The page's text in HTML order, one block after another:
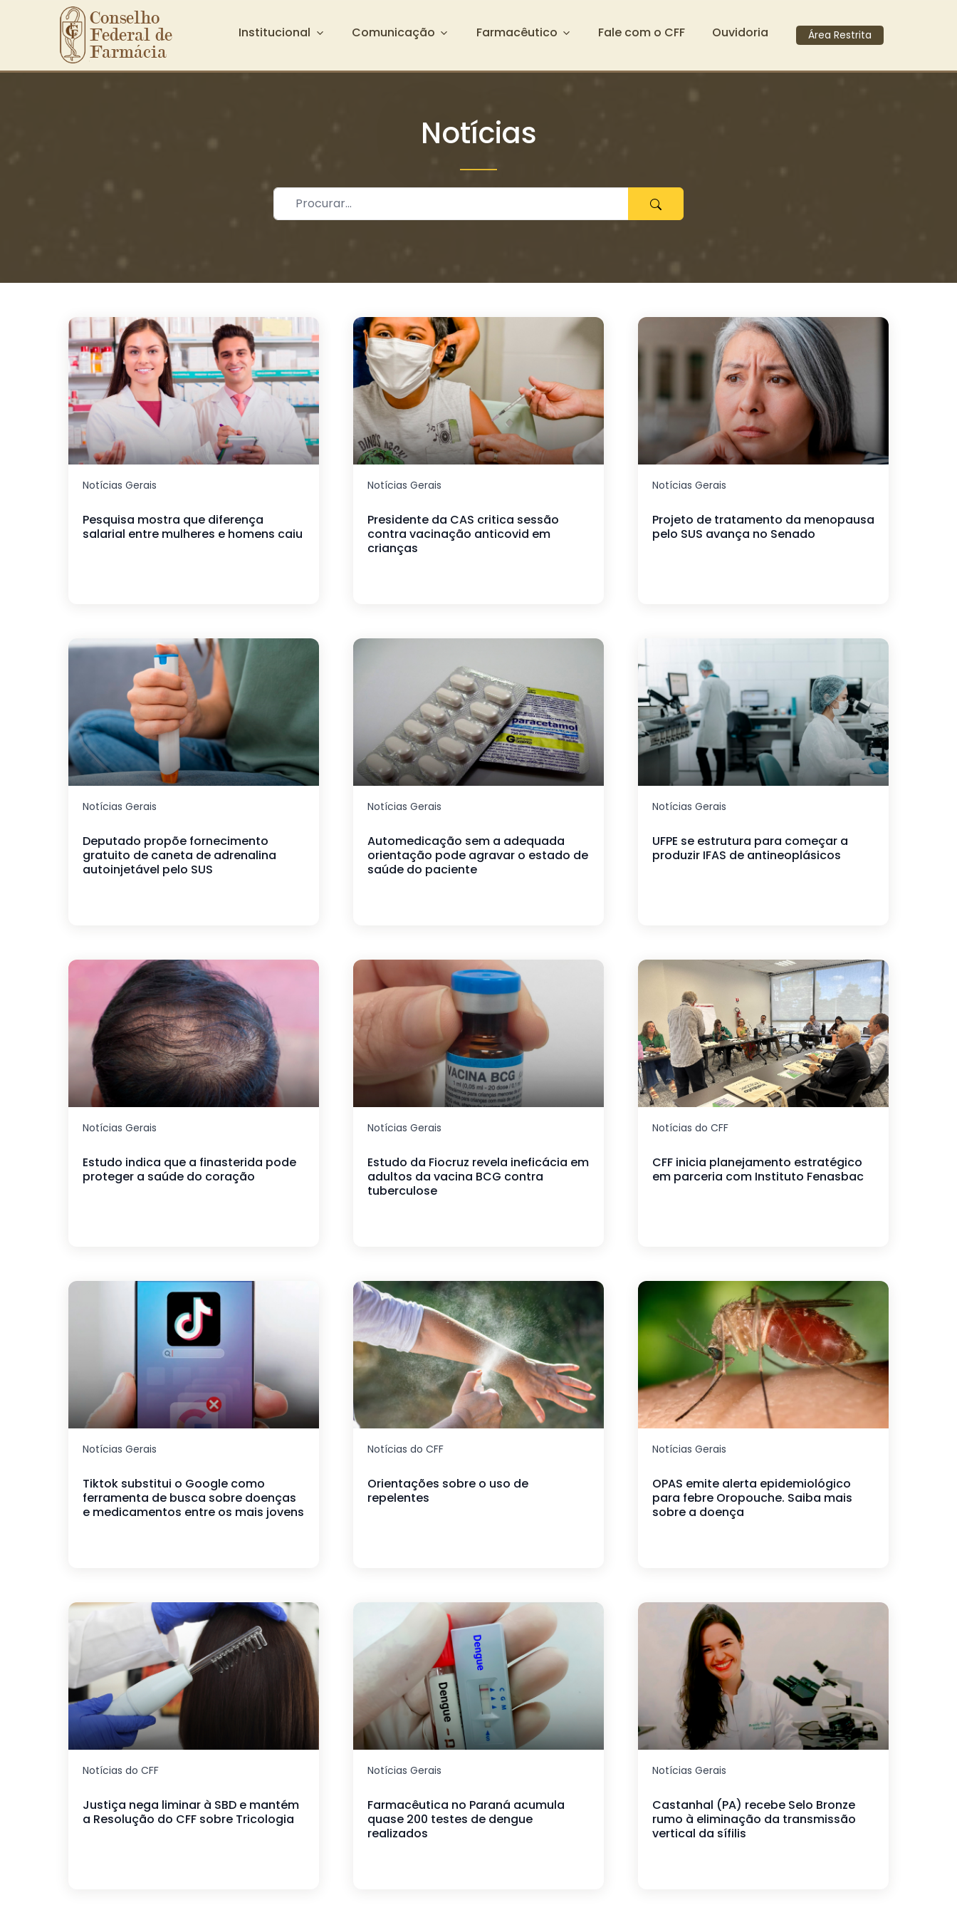
Ir para o conteúdo principal
Conselho
Federal de
Farmácia
Institucional Comunicação Farmacêutico Fale com o CFF Ouvidoria Área Restrita
Notícias
Notícias Gerais
Pesquisa mostra que diferença
salarial entre mulheres e homens caiu
Notícias Gerais
Presidente da CAS critica sessão
contra vacinação anticovid em
crianças
Notícias Gerais
Projeto de tratamento da menopausa
pelo SUS avança no Senado
Notícias Gerais
Deputado propõe fornecimento
gratuito de caneta de adrenalina
autoinjetável pelo SUS
Notícias Gerais
Automedicação sem a adequada
orientação pode agravar o estado de
saúde do paciente
Notícias Gerais
UFPE se estrutura para começar a
produzir IFAS de antineoplásicos
Notícias Gerais
Estudo indica que a finasterida pode
proteger a saúde do coração
Notícias Gerais
Estudo da Fiocruz revela ineficácia em
adultos da vacina BCG contra
tuberculose
Notícias do CFF
CFF inicia planejamento estratégico
em parceria com Instituto Fenasbac
Notícias Gerais
Tiktok substitui o Google como
ferramenta de busca sobre doenças
e medicamentos entre os mais jovens
Notícias do CFF
Orientações sobre o uso de
repelentes
Notícias Gerais
OPAS emite alerta epidemiológico
para febre Oropouche. Saiba mais
sobre a doença
Notícias do CFF
Justiça nega liminar à SBD e mantém
a Resolução do CFF sobre Tricologia
Notícias Gerais
Farmacêutica no Paraná acumula
quase 200 testes de dengue
realizados
Notícias Gerais
Castanhal (PA) recebe Selo Bronze
rumo à eliminação da transmissão
vertical da sífilis